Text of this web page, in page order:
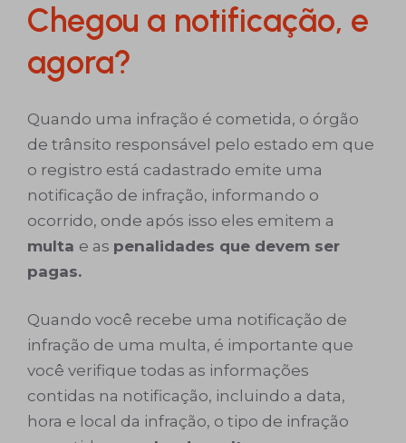
Chegou a notificação, e
agora?
Quando uma infração é cometida, o órgão
de trânsito responsável pelo estado em que
o registro está cadastrado emite uma
notificação de infração, informando o
ocorrido, onde após isso eles emitem a
multa e as penalidades que devem ser
pagas.
Quando você recebe uma notificação de
infração de uma multa, é importante que
você verifique todas as informações
contidas na notificação, incluindo a data,
hora e local da infração, o tipo de infração